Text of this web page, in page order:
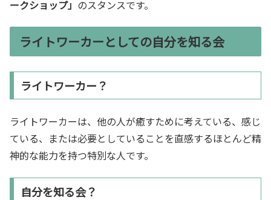
ークショップ」 のスタンスです。
ライトワーカーとしての自分を知る会
ライトワーカー？
ライトワーカーは、他の人が癒すために考えている、感じ
ている、または必要としていることを直感するほとんど精
神的な能力を持つ特別な人です。
自分を知る会？